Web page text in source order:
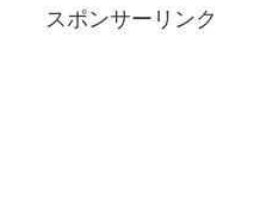
スポンサーリンク